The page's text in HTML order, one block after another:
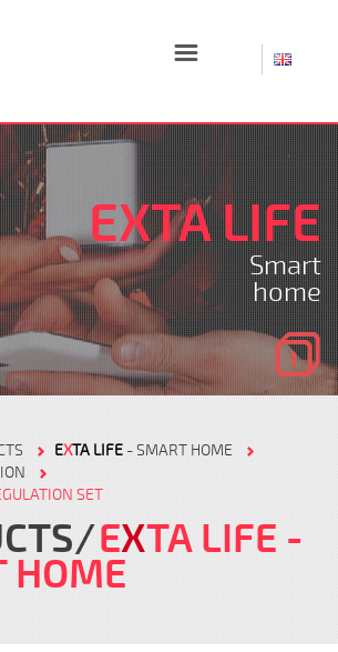
☰
EXTA LIFE
Smart
home
EXTA LIFE - SMART HOME
SET
EXTA LIFE -
HOME